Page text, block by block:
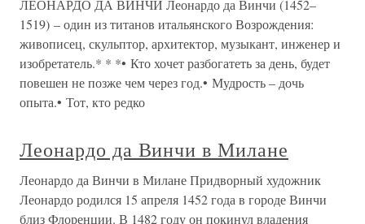
ЛЕОНАРДО ДА ВИНЧИ Леонардо да Винчи (1452–
1519) – один из титанов итальянского Возрождения:
живописец, скульптор, архитектор, музыкант, инженер и
изобретатель.* * *• Кто хочет разбогатеть за день, будет
повешен не позже чем через год.• Мудрость – дочь
опыта.• Тот, кто редко
Леонардо да Винчи в Милане
Леонардо да Винчи в Милане Придворный художник
Леонардо родился 15 апреля 1452 года в городе Винчи
близ Флоренции. В 1482 году он покинул владения